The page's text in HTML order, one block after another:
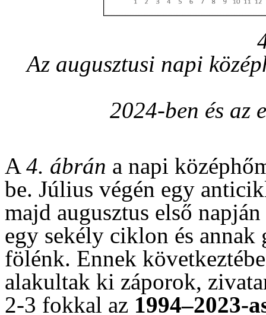
Az augusztusi napi
2024-ben és az
A 4. ábrán a napi
be. Július végén egy
majd augusztus első
egy sekély ciklon és
fölénk. Ennek
alakultak ki záporok,
2-3 fokkal az 1994–2023-